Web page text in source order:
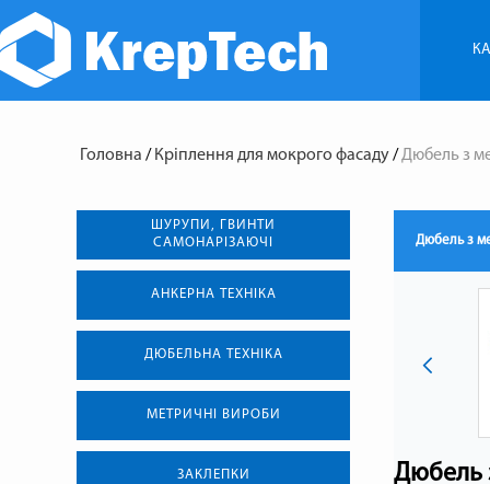
Головна / Кріплення для мокрого фасаду/Дюбель з
ШУРУПИ, ГВИНТИ
САМОНАРІЗАЮЧІ
АНКЕРНА ТЕХНIКА
ДЮБЕЛЬНА ТЕХНІКА
МЕТРИЧНІ ВИРОБИ
ЗАКЛЕПКИ
Дюбель з
Дюбель